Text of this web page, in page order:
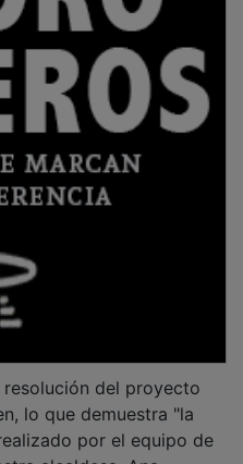
lo que demuestra "la
por el equipo de
alcaldesa, Ana